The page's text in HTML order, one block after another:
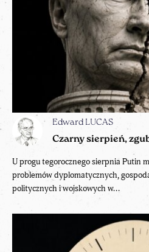
Edward LUCAS
Czarny sierpień,
U progu tegorocznego sierpnia Putin
problemów dyplomatycznych,
politycznych i wojskowych w...